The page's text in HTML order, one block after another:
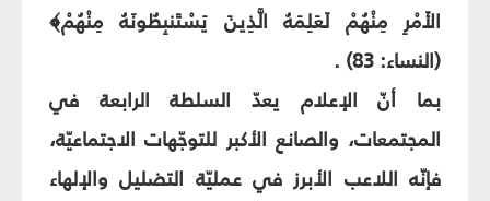
الأَمْرِ مِنْهُمْ لَعَلِمَهُ الَّذِينَ يَسْتَنبِطُونَهُ مِنْهُمْ﴾
(النساء: 83) .
بما أنّ الإعلام يعدّ السلطة الرابعة في
المجتمعات، والصانع الأكبر للتوجّهات الاجتماعيّة،
فإنّه اللاعب الأبرز في عمليّة التضليل والإلهاء